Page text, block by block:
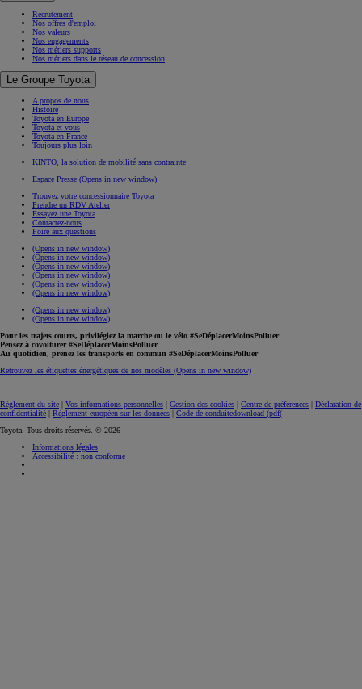
Recrutement
Nos offres d'emploi
Nos valeurs
Nos engagements
Nos métiers supports
Nos métiers dans le réseau de concession
Le Groupe Toyota
A propos de nous
Histoire
Toyota en Europe
Toyota et vous
Toyota en France
Toujours plus loin
KINTO, la solution de mobilité sans contrainte
Espace Presse (Opens in new window)
Trouvez votre concessionnaire Toyota
Prendre un RDV Atelier
Essayez une Toyota
Contactez-nous
Foire aux questions
(Opens in new window)
(Opens in new window)
(Opens in new window)
(Opens in new window)
(Opens in new window)
(Opens in new window)
(Opens in new window)
(Opens in new window)
Pour les trajets courts, privilégiez la marche ou le vélo #SeDéplacerMoinsPolluer
Pensez à covoiturer #SeDéplacerMoinsPolluer
Au quotidien, prenez les transports en commun #SeDéplacerMoinsPolluer
Retrouvez les étiquettes énergétiques de nos modèles (Opens in new window)
Réglement du site | Vos informations personnelles | Gestion des cookies | Centre de préférences | Déclaration de
confidentialité | Règlement européen sur les données | Code de conduitedownload (pdf(
Toyota. Tous droits réservés. © 2026
Informations légales
Accessibilité : non conforme